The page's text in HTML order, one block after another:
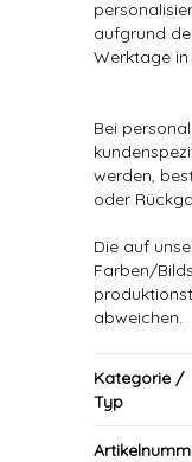
aufgrund
Werktage
Bei
werden,
oder
Die auf
Farben/
abweichen.
Kategorie /
Typ